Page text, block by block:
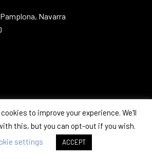
Navarra
to improve your experience. We'll
this, but you can opt-out if you wish.
settings
ACCEPT